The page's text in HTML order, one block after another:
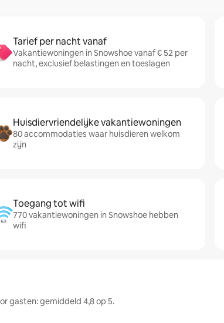
Tarief per nacht vanaf
Vakantiewoningen in Snowshoe vanaf € 52 per
nacht, exclusief belastingen en toeslagen
Huisdiervriendelijke vakantiewoningen
80 accommodaties waar huisdieren welkom
zijn
Toegang tot wifi
770 vakantiewoningen in Snowshoe hebben
wifi
gasten: gemiddeld 4,8 op 5.